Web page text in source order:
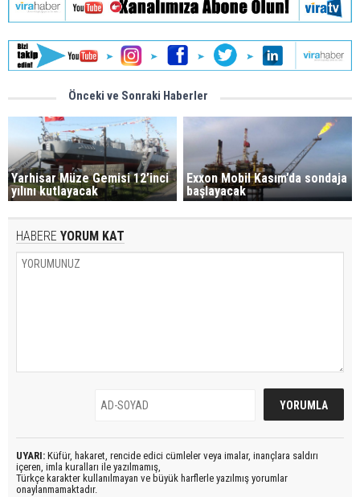
Önceki ve Sonraki Haberler
Yarhisar Müze Gemisi 12’inci
yılını kutlayacak
Exxon Mobil Kasım’da sondaja
başlayacak
HABERE YORUM KAT
UYARI: Küfür, hakaret, rencide edici cümleler veya imalar, inançlara saldırı
içeren, imla kuralları ile yazılmamış,
Türkçe karakter kullanılmayan ve büyük harflerle yazılmış yorumlar
onaylanmamaktadır.